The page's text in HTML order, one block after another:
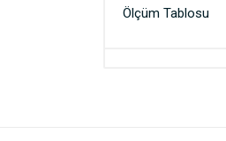
Ölçüm Tablosu